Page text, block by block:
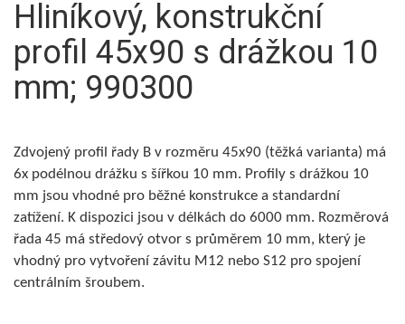
Hliníkový, konstrukční
profil 45x90 s drážkou 10
mm; 990300
Zdvojený profil řady B v rozměru 45x90 (těžká varianta) má
6x podélnou drážku s šířkou 10 mm. Profily s drážkou 10
mm jsou vhodné pro běžné konstrukce a standardní
zatížení. K dispozici jsou v délkách do 6000 mm. Rozměrová
řada 45 má středový otvor s průměrem 10 mm, který je
vhodný pro vytvoření závitu M12 nebo S12 pro spojení
centrálním šroubem.